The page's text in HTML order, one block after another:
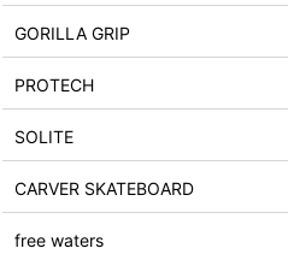
GORILLA GRIP
PROTECH
SOLITE
CARVER SKATEBOARD
free waters